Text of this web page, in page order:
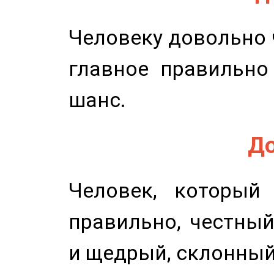
Человеку довольно
главное
шанс.
Человек,
правильно,
и щедрый,